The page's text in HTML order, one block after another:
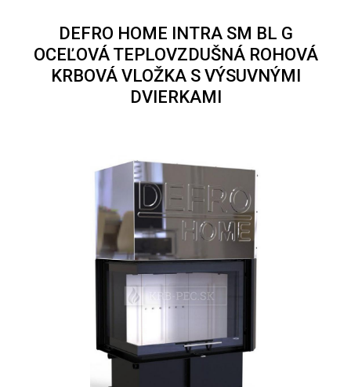
DEFRO HOME INTRA SM BL G
OCEĽOVÁ TEPLOVZDUŠNÁ ROHOVÁ
KRBOVÁ VLOŽKA S VÝSUVNÝMI
DVIERKAMI